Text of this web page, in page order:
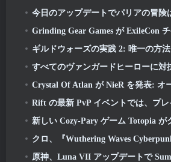
今日のアップデートでパリアの冒険はロイヤル
Grinding Gear Games が ExileCon チケッ
ギルドウォーズの実践 2: 唯一の方法
すべてのヴァンガードヒーローに対
Crystal Of Atlan が NieR を発表: オート
Rift の最新 PvP イベントでは、プレイヤーに最大の賞金を獲得するチャンスが提供
新しい Cozy-Pary ゲーム Totopia がクローズド ベ
クロ、『Wuthering Waves Cyber​​punk』待望のトレーラーを公開:
原神、Luna VII アップデートで